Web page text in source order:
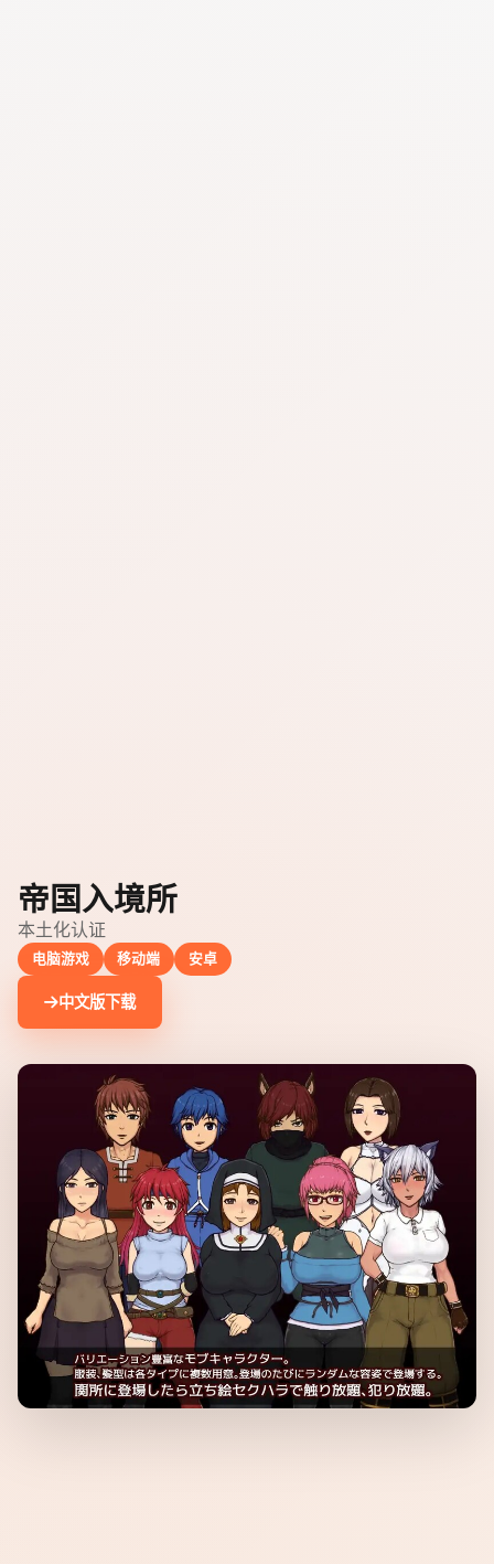
帝国入境所
本土化认证
电脑游戏 移动端 安卓
中文版下载